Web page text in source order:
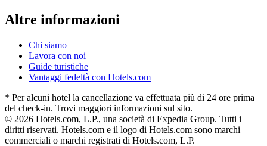
Altre informazioni
Chi siamo
Lavora con noi
Guide turistiche
Vantaggi fedeltà con Hotels.com
* Per alcuni hotel la cancellazione va effettuata più di 24 ore prima
del check-in. Trovi maggiori informazioni sul sito.
© 2026 Hotels.com, L.P., una società di Expedia Group. Tutti i
diritti riservati. Hotels.com e il logo di Hotels.com sono marchi
commerciali o marchi registrati di Hotels.com, L.P.